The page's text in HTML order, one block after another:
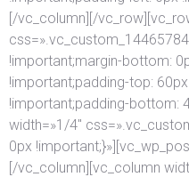
[/vc_column][/
!important;margin-bottom:
!important;padding-top:
!important;padding-bottom:
width=»1/4″
0px
[/vc_column][vc_column